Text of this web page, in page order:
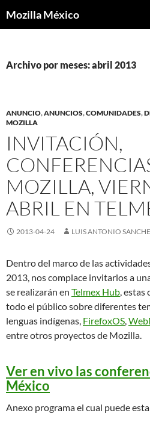
Mozilla México
Archivo por meses: abril 2013
ANUNCIO,ANUNCIOS,COMUNIDADES,
MOZILLA
INVITACIÓN,
MOZILLA,
ABRIL EN
2013-04-24 LUIS ANTONIO
Dentro del marco de las
2013, nos complace invitarlos a
se realizarán en Telmex Hub, estas
todo el público sobre diferentes
lenguas indígenas, FirefoxOS,
entre otros proyectos de Mozilla.
Ver en vivo las
México
Anexo programa el cual puede